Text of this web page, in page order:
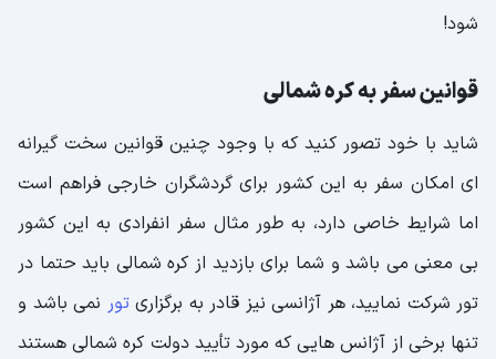
شود!
قوانین سفر به کره شمالی
شاید با خود تصور کنید که با وجود چنین قوانین سخت گیرانه
ای امکان سفر به این کشور برای گردشگران خارجی فراهم است
اما شرایط خاصی دارد، به طور مثال سفر انفرادی به این کشور
بی معنی می باشد و شما برای بازدید از کره شمالی باید حتما در
تور شرکت نمایید، هر آژانسی نیز قادر به برگزاریتور نمی باشد و
تنها برخی از آژانس هایی که مورد تأیید دولت کره شمالی هستند